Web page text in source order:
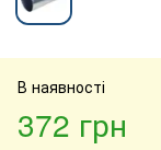
В наявності
372 грн